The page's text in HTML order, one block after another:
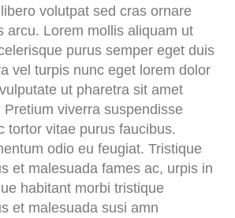
volutpat sed cras ornare
arcu. Lorem mollis aliquam ut
purus semper eget duis
vel turpis nunc eget lorem dolor
ut pharetra sit amet
viverra suspendisse
tortor vitae purus faucibus.
odio eu feugiat. Tristique
et malesuada fames ac, urpis in
habitant morbi tristique
et malesuada susi amn